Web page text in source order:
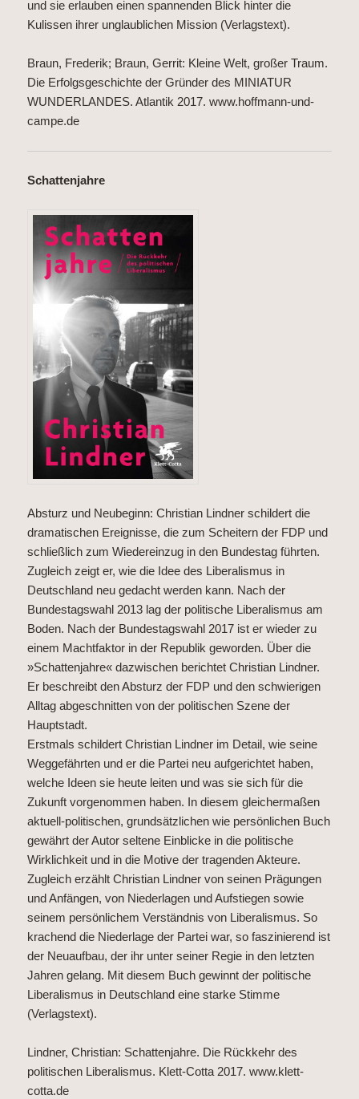
und sie erlauben einen spannenden Blick hinter die
Kulissen ihrer unglaublichen Mission (Verlagstext).
Braun, Frederik; Braun, Gerrit: Kleine Welt, großer Traum.
Die Erfolgsgeschichte der Gründer des MINIATUR
WUNDERLANDES. Atlantik 2017.www.hoffmann-und-
campe.de
Schattenjahre
Absturz und Neubeginn: Christian Lindner schildert die
dramatischen Ereignisse, die zum Scheitern der FDP und
schließlich zum Wiedereinzug in den Bundestag führten.
Zugleich zeigt er, wie die Idee des Liberalismus in
Deutschland neu gedacht werden kann. Nach der
Bundestagswahl 2013 lag der politische Liberalismus am
Boden. Nach der Bundestagswahl 2017 ist er wieder zu
einem Machtfaktor in der Republik geworden. Über die
»Schattenjahre« dazwischen berichtet Christian Lindner.
Er beschreibt den Absturz der FDP und den schwierigen
Alltag abgeschnitten von der politischen Szene der
Hauptstadt.
Erstmals schildert Christian Lindner im Detail, wie seine
Weggefährten und er die Partei neu aufgerichtet haben,
welche Ideen sie heute leiten und was sie sich für die
Zukunft vorgenommen haben. In diesem gleichermaßen
aktuell-politischen, grundsätzlichen wie persönlichen Buch
gewährt der Autor seltene Einblicke in die politische
Wirklichkeit und in die Motive der tragenden Akteure.
Zugleich erzählt Christian Lindner von seinen Prägungen
und Anfängen, von Niederlagen und Aufstiegen sowie
seinem persönlichem Verständnis von Liberalismus. So
krachend die Niederlage der Partei war, so faszinierend ist
der Neuaufbau, der ihr unter seiner Regie in den letzten
Jahren gelang. Mit diesem Buch gewinnt der politische
Liberalismus in Deutschland eine starke Stimme
(Verlagstext).
Lindner, Christian: Schattenjahre. Die Rückkehr des
politischen Liberalismus. Klett-Cotta 2017.www.klett-
cotta.de